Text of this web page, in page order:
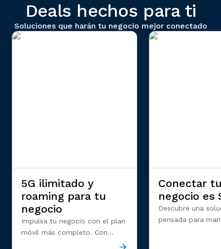
Deals hechos para ti
Soluciones que harán tu negocio mejor conectado
5G ilimitado y
roaming para tu
negocio
Impulsa tu negocio con el plan
móvil más completo. Con
Conectar
negocio es
Descubre una
pensada para